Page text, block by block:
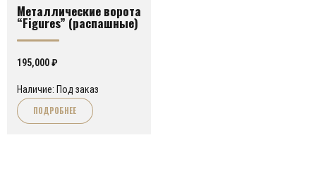
Металлические ворота
“Figures” (распашные)
195,000₽
Наличие: Под заказ
ПОДРОБНЕЕ